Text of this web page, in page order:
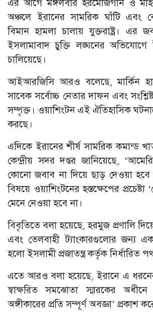
এর আগে মঙ্গলবার হরমোজগান ও
অঞ্চলে ইরানের সামরিক ঘাঁটি এবং
বিমান হামলা চালায় যুক্তরাষ্ট্র। এর
ইসলামাবাদ চুক্তি লঙ্ঘনের
চালিয়েছে।
আইআরজিসি আরও বলেছে, মার্কিন
সাবেক সর্বোচ্চ নেতার দাফন এবং
সম্পৃক্ত। ওয়াশিংটন এই ঐতিহাসিক
করছে।
এদিকে ইরানের শীর্ষ সামরিক কমান্ড
কেন্দ্রীয় সদর দপ্তর জানিয়েছে,
কোনো জবাব না দিয়ে ছাড় দেওয়া
বিষয়ে ওয়াশিংটনের হস্তক্ষেপের
মেনে নেওয়া হবে না।
বিবৃতিতে বলা হয়েছে, হরমুজ প্রণালি
এবং তেলবাহী ট্যাংকারগুলোর জন্য
হলো ইসলামী প্রজাতন্ত্র কর্তৃক নির্ধারিত
এতে আরও বলা হয়েছে, ইরানে এ
স্বাক্ষরিত সমঝোতা স্মারকের অধীনে
অঙ্গীকারের প্রতি সম্পূর্ণ অবজ্ঞা’ প্রকাশ